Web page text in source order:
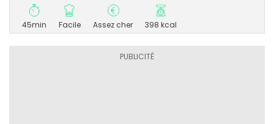
45min Facile Assez cher 398 kcal